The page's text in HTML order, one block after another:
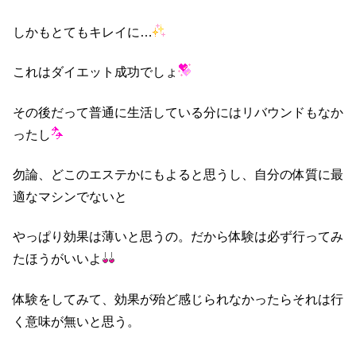
しかもとてもキレイに…
これはダイエット成功でしょ
その後だって普通に生活している分にはリバウンドもなか
ったし
勿論、どこのエステかにもよると思うし、自分の体質に最
適なマシンでないと
やっぱり効果は薄いと思うの。だから体験は必ず行ってみ
たほうがいいよ
体験をしてみて、効果が殆ど感じられなかったらそれは行
く意味が無いと思う。